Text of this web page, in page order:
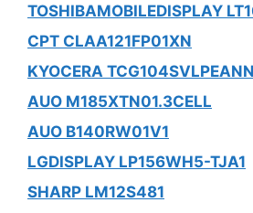
TOSHIBAMOBILEDISPLAY
CPT CLAA121FP01XN
KYOCERA
AUO M185XTN01.3CELL
AUO B140RW01V1
LGDISPLAY LP156WH5-TJA1
SHARP LM12S481